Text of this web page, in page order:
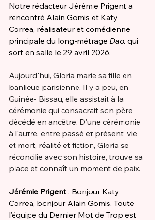
Notre rédacteur Jérémie Prigent a
rencontré Alain Gomis et Katy
Correa, réalisateur et comédienne
principale du long-métrage Dao, qui
sort en salle le 29 avril 2026.
Aujourd'hui, Gloria marie sa fille en
banlieue parisienne. Il y a peu, en
Guinée- Bissau, elle assistait à la
cérémonie qui consacrait son père
décédé en ancêtre. D'une cérémonie
à l'autre, entre passé et présent, vie
et mort, réalité et fiction, Gloria se
réconcilie avec son histoire, trouve sa
place et connaît un moment de paix.
Jérémie Prigent : Bonjour Katy
Correa, bonjour Alain Gomis. Toute
l’équipe du Dernier Mot de Trop est